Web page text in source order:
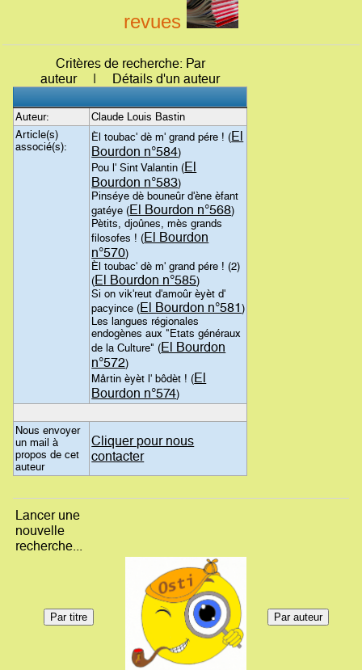
revues
Critères de recherche: Par
auteur | Détails d'un auteur
Auteur:
Claude Louis Bastin
Article(s)
associé(s):
Èl toubac' dè m' grand pére ! (El
Bourdon n°584)
Pou l' Sint Valantin (El
Bourdon n°583)
Pinséye dè bouneûr d'ène èfant
gatéye (El Bourdon n°568)
Pètits, djoûnes, mès grands
filosofes ! (El Bourdon
n°570)
Èl toubac' dè m' grand pére ! (2)
(El Bourdon n°585)
Si on vik'reut d'amoûr èyèt d'
pacyince (El Bourdon n°581)
Les langues régionales
endogènes aux "Etats généraux
de la Culture" (El Bourdon
n°572)
Mårtin èyèt l' bôdèt ! (El
Bourdon n°574)
Nous envoyer
un mail à
propos de cet
auteur
Cliquer pour nous
contacter
Lancer une
nouvelle
recherche...